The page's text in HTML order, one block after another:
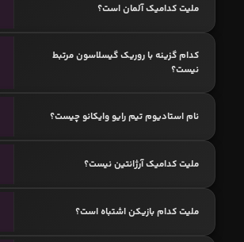
ملیت کدامیک آلمان است؟
کدام گزینه با روریک گیسلاسون مرتبط
نیست؟
نام استادیوم تیم رایو وایکانو چیست؟
ملیت کدامیک آرژانتین نیست؟
ملیت کدام بازیکن اشتباه است؟